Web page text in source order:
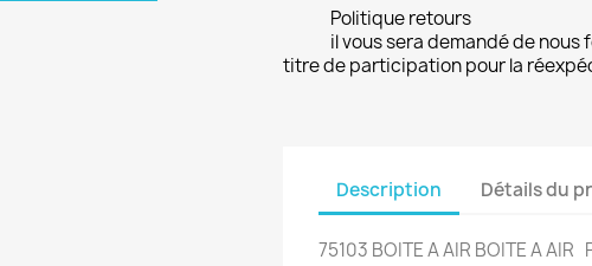
Politique retours
il vous sera demandé de nous
titre de participation pour la
Description Détails du
75103 BOITE A AIR BOITE A AIR